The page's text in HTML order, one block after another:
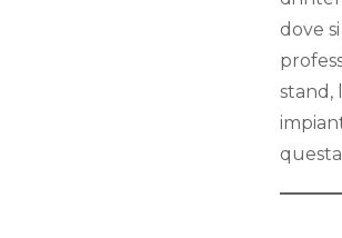
dove
stand,